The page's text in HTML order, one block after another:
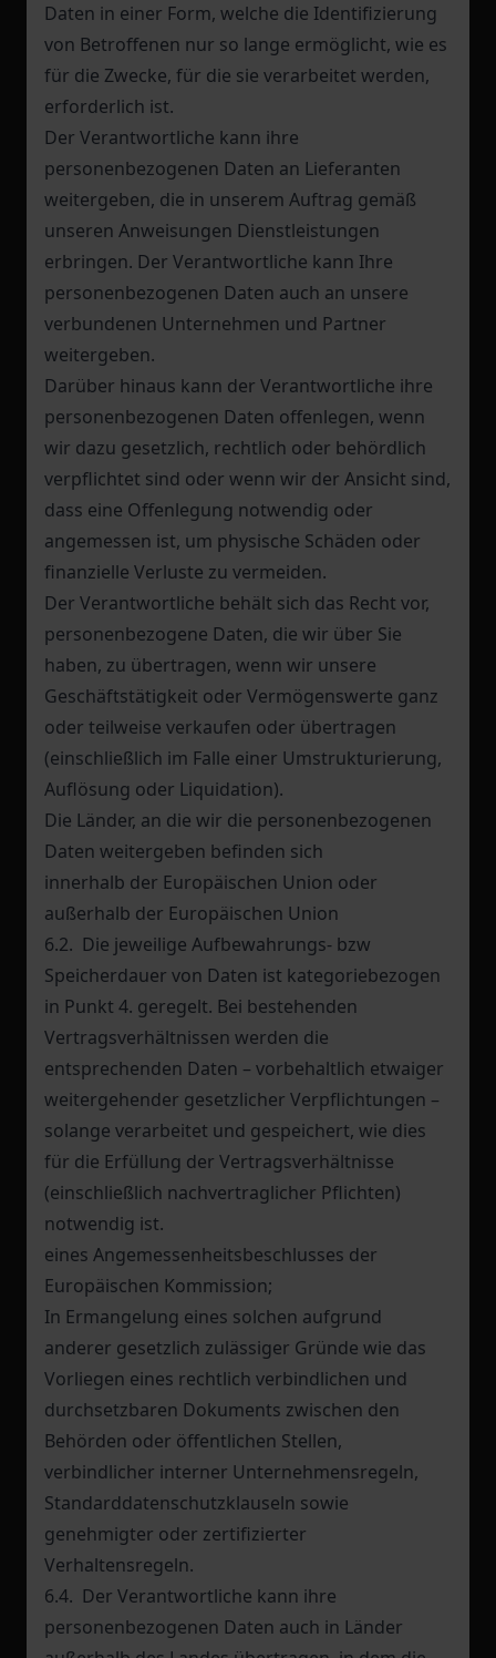
Daten in einer Form, welche die Identifizierung
von Betroffenen nur so lange ermöglicht, wie es
für die Zwecke, für die sie verarbeitet werden,
erforderlich ist.
Der Verantwortliche kann ihre
personenbezogenen Daten an Lieferanten
weitergeben, die in unserem Auftrag gemäß
unseren Anweisungen Dienstleistungen
erbringen. Der Verantwortliche kann Ihre
personenbezogenen Daten auch an unsere
verbundenen Unternehmen und Partner
weitergeben.
Darüber hinaus kann der Verantwortliche ihre
personenbezogenen Daten offenlegen, wenn
wir dazu gesetzlich, rechtlich oder behördlich
verpflichtet sind oder wenn wir der Ansicht sind,
dass eine Offenlegung notwendig oder
angemessen ist, um physische Schäden oder
finanzielle Verluste zu vermeiden.
Der Verantwortliche behält sich das Recht vor,
personenbezogene Daten, die wir über Sie
haben, zu übertragen, wenn wir unsere
Geschäftstätigkeit oder Vermögenswerte ganz
oder teilweise verkaufen oder übertragen
(einschließlich im Falle einer Umstrukturierung,
Auflösung oder Liquidation).
Die Länder, an die wir die personenbezogenen
Daten weitergeben befinden sich
innerhalb der Europäischen Union oder
außerhalb der Europäischen Union
6.2. Die jeweilige Aufbewahrungs- bzw
Speicherdauer von Daten ist kategoriebezogen
in Punkt 4. geregelt. Bei bestehenden
Vertragsverhältnissen werden die
entsprechenden Daten – vorbehaltlich etwaiger
weitergehender gesetzlicher Verpflichtungen –
solange verarbeitet und gespeichert, wie dies
für die Erfüllung der Vertragsverhältnisse
(einschließlich nachvertraglicher Pflichten)
notwendig ist.
eines Angemessenheitsbeschlusses der
Europäischen Kommission;
In Ermangelung eines solchen aufgrund
anderer gesetzlich zulässiger Gründe wie das
Vorliegen eines rechtlich verbindlichen und
durchsetzbaren Dokuments zwischen den
Behörden oder öffentlichen Stellen,
verbindlicher interner Unternehmensregeln,
Standarddatenschutzklauseln sowie
genehmigter oder zertifizierter
Verhaltensregeln.
6.4. Der Verantwortliche kann ihre
personenbezogenen Daten auch in Länder